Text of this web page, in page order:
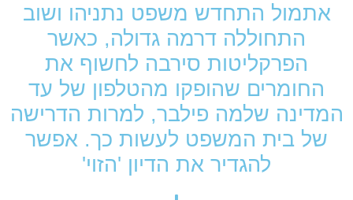
אתמול התחדש משפט נתניהו ושוב
התחוללה דרמה גדולה, כאשר
הפרקליטות סירבה לחשוף את
החומרים שהופקו מהטלפון של עד
המדינה שלמה פילבר, למרות הדרישה
של בית המשפט לעשות כך. אפשר
להגדיר את הדיון 'הזוי'